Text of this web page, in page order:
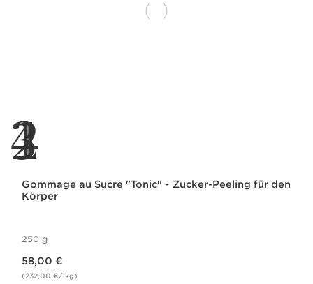
1
Gommage au Sucre "Tonic" - Zucker-Peeling für den
Körper
250 g
58,00 €
(232,00 €/1kg)
2
3
4